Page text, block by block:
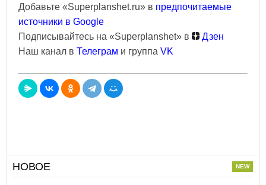
Добавьте «Superplanshet.ru» в предпочитаемые
источники в Google
Подписывайтесь на «Superplanshet» в
Дзен
Наш канал в Телеграм и группа VK
НОВОЕ